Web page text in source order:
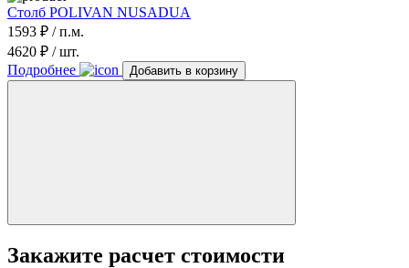
Столб POLIVAN NUSADUA
1593 ₽ / п.м.
4620 ₽ / шт.
Подробнее
Добавить в корзину
Закажите расчет стоимости